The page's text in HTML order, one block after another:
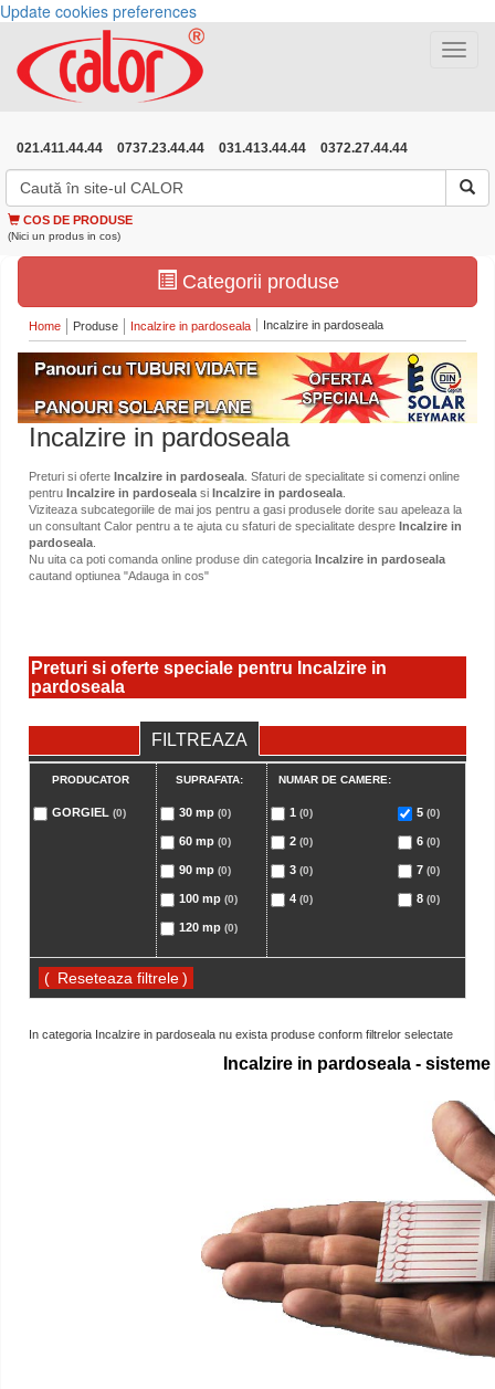
Update cookies preferences
Toggle
021.411.44.44 0737.23.44.44 031.413.44.44 0372.27.44.44
COS DE PRODUSE
(Nici un produs in cos)
Categorii produse
Home Produse Incalzire in pardoseala Incalzire in pardoseala
Incalzire in pardoseala
Preturi si oferte Incalzire in pardoseala . Sfaturi de specialitate si comenzi online
pentru Incalzire in pardoseala si Incalzire in pardoseala
Viziteaza subcategoriile de mai jos pentru a gasi produsele dorite sau apeleaza la
un consultant Calor pentru a te ajuta cu sfaturi de specialitate despre Incalzire in
pardoseala
Nu uita ca poti comanda online produse din categoria Incalzire in pardoseala
cautand optiunea "Adauga in cos"
Preturi si oferte speciale pentru Incalzire in
pardoseala
FILTREAZA
PRODUCATOR
GORGIEL (0)
SUPRAFATA:
30 mp (0)
60 mp (0)
90 mp (0)
100 mp (0)
120 mp (0)
NUMAR DE CAMERE:
1 (0)
2 (0)
3 (0)
4 (0)
5 (0)
6 (0)
7 (0)
8 (0)
( )
In categoria Incalzire in pardoseala nu exista produse conform filtrelor selectate
Incalzire in pardoseala -